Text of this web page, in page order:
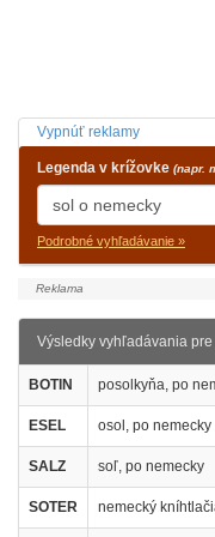
Vypnúť reklamy
Legenda v krížovke (napr.
Podrobné vyhľadávanie »
Výsledky vyhľadávania pre
BOTIN posolkyňa, po
ESEL osol, po nemecky
SALZ soľ, po nemecky
SOTER nemecký